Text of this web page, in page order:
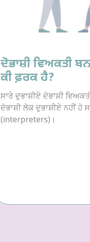
ਦੋਭਾਸ਼ੀ ਵਿਅਕਤੀ
ਕੀ ਫ਼ਰਕ ਹੈ?
ਸਾਰੇ ਦੁਭਾਸ਼ੀਏ ਦੋਭਾਸ਼ੀ
ਦੋਭਾਸ਼ੀ ਲੋਕ ਦੁਭਾਸ਼ੀਏ ਨਹੀਂ ਹੋ
(interpreters)।